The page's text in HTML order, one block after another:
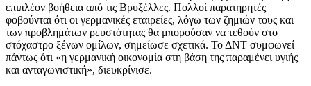
επιπλέον βοήθεια από τις Βρυξέλλες. Πολλοί παρατηρητές
φοβούνται ότι οι γερμανικές εταιρείες, λόγω των ζημιών τους και
των προβλημάτων ρευστότητας θα μπορούσαν να τεθούν στο
στόχαστρο ξένων ομίλων, σημείωσε σχετικά. Το ΔΝΤ συμφωνεί
πάντως ότι «η γερμανική οικονομία στη βάση της παραμένει υγιής
και ανταγωνιστική», διευκρίνισε.